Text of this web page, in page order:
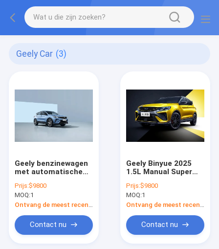
Geely Car (3)
Geely benzinewagen
met automatische
leerzitjes voor
comfortabel rijden
Prijs:$9800
MOQ:1
Contact nu
Geely Binyue 2025
1.5L Manual Super
overvloedige
opslagruimte
Prijs:$9800
MOQ:1
Contact nu